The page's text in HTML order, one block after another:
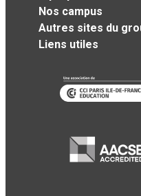
Nos campus
Autres sites du
Liens utiles